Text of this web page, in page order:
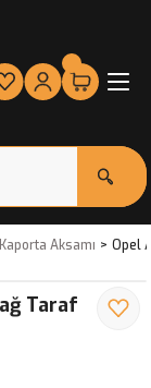
Aksamı Opel
Taraf